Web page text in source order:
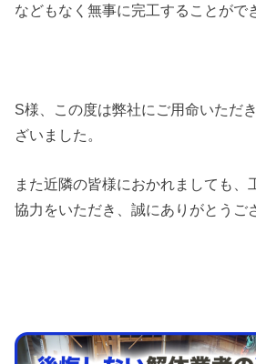
などもなく無事に完工することがで
S様、この度は弊社にご用命いただ
ざいました。
また近隣の皆様におかれましても、
協力をいただき、誠にありがとうご